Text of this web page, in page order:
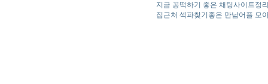
지금 꽁떡하기 좋은 채팅사이트정
집근처 섹파찾기좋은 만남어플 모